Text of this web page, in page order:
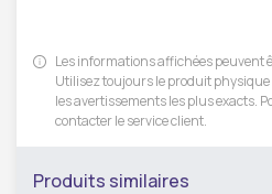
Les informations affichées peuvent
Utilisez toujours le produit
les avertissements les plus exacts.
contacter le service client.
Produits similaires